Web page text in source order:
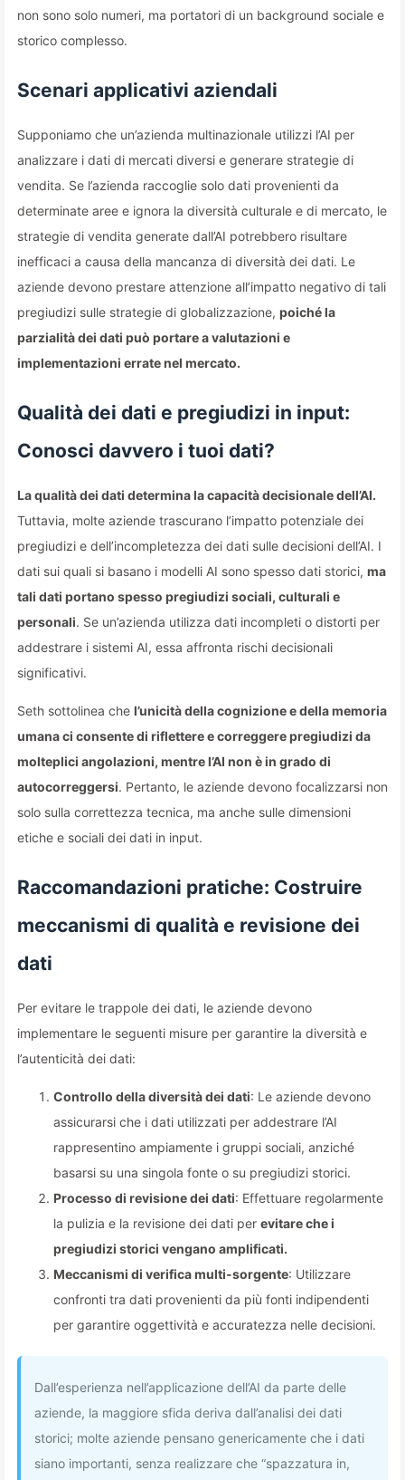
non sono solo numeri, ma portatori di un background sociale e
storico complesso.
Scenari applicativi aziendali
Supponiamo che un’azienda multinazionale utilizzi l’AI per
analizzare i dati di mercati diversi e generare strategie di
vendita. Se l’azienda raccoglie solo dati provenienti da
determinate aree e ignora la diversità culturale e di mercato, le
strategie di vendita generate dall’AI potrebbero risultare
inefficaci a causa della mancanza di diversità dei dati. Le
aziende devono prestare attenzione all’impatto negativo di tali
pregiudizi sulle strategie di globalizzazione, poiché la
parzialità dei dati può portare a valutazioni e
implementazioni errate nel mercato.
Qualità dei dati e pregiudizi in input:
Conosci davvero i tuoi dati?
La qualità dei dati determina la capacità decisionale dell’AI.
Tuttavia, molte aziende trascurano l’impatto potenziale dei
pregiudizi e dell’incompletezza dei dati sulle decisioni dell’AI. I
dati sui quali si basano i modelli AI sono spesso dati storici, ma
tali dati portano spesso pregiudizi sociali, culturali e
personali. Se un’azienda utilizza dati incompleti o distorti per
addestrare i sistemi AI, essa affronta rischi decisionali
significativi.
Seth sottolinea che l’unicità della cognizione e della memoria
umana ci consente di riflettere e correggere pregiudizi da
molteplici angolazioni, mentre l’AI non è in grado di
autocorreggersi. Pertanto, le aziende devono focalizzarsi non
solo sulla correttezza tecnica, ma anche sulle dimensioni
etiche e sociali dei dati in input.
Raccomandazioni pratiche: Costruire
meccanismi di qualità e revisione dei
dati
Per evitare le trappole dei dati, le aziende devono
implementare le seguenti misure per garantire la diversità e
l’autenticità dei dati:
Controllo della diversità dei dati: Le aziende devono
assicurarsi che i dati utilizzati per addestrare l’AI
rappresentino ampiamente i gruppi sociali, anziché
basarsi su una singola fonte o su pregiudizi storici.
Processo di revisione dei dati: Effettuare regolarmente
la pulizia e la revisione dei dati per evitare che i
pregiudizi storici vengano amplificati.
Meccanismi di verifica multi-sorgente: Utilizzare
confronti tra dati provenienti da più fonti indipendenti
per garantire oggettività e accuratezza nelle decisioni.
Dall’esperienza nell’applicazione dell’AI da parte delle
aziende, la maggiore sfida deriva dall’analisi dei dati
storici; molte aziende pensano genericamente che i dati
siano importanti, senza realizzare che “spazzatura in,